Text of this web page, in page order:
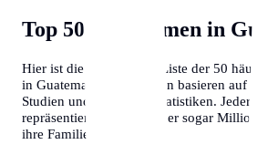
Top 50 Nachnamen in
Hier ist die vollständige Liste der 50
in Guatemala. Diese Daten basieren auf
Studien und offiziellen Statistiken. Jeder
repräsentiert Tausende oder sogar
ihre Familiengeschichten.